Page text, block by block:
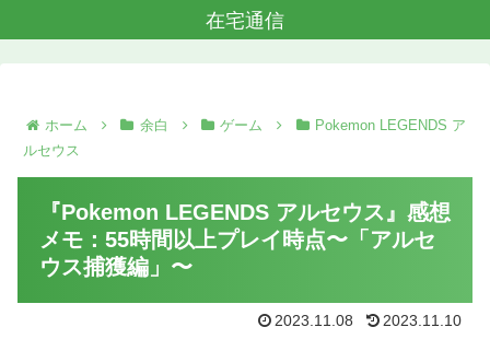
在宅通信
ホーム 余白 ゲーム
Pokemon LEGENDS ア
ルセウス
『Pokemon LEGENDS アルセウス』感想
メモ：55時間以上プレイ時点〜「アルセ
ウス捕獲編」〜
2023.11.08 2023.11.10